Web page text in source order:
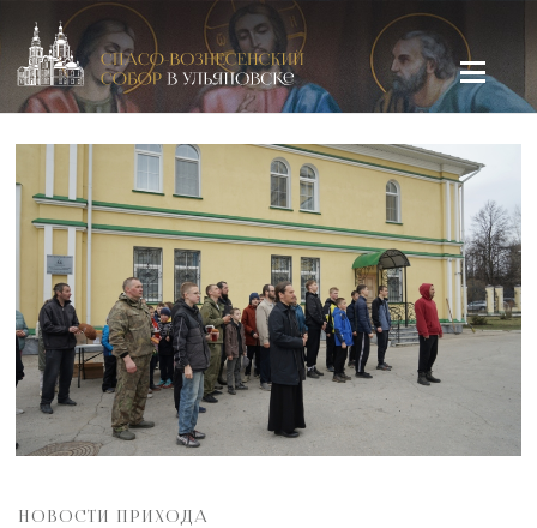
Спасо-Вознесенский кафедральный собор в Ульяновске
НОВОСТИ ПРИХОДА